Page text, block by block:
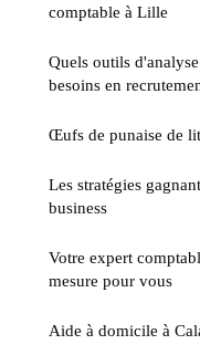
comptable à Lille
Quels outils
besoins en
Œufs de punaise de
Les stratégies
business
Votre expert
mesure pour vous
Aide à domicile à